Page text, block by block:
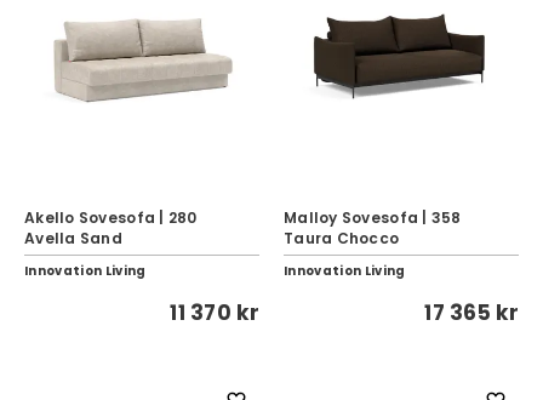
Akello Sovesofa | 280
Avella Sand
Innovation Living
11 370 kr
Malloy Sovesofa | 358
Taura Chocco
Innovation Living
17 365 kr